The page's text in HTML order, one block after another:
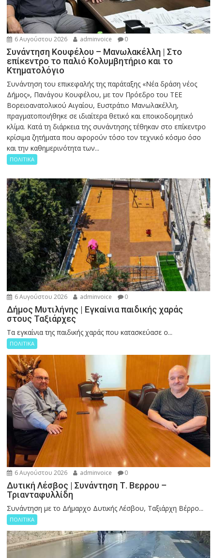
6 Αυγούστου 2026 adminvoice 0
Συνάντηση Κουφέλου – Μανωλακέλλη | Στο
επίκεντρο το παλιό Κολυμβητήριο και το
Κτηματολόγιο
Συνάντηση του επικεφαλής της παράταξης «Νέα δράση νέος
Δήμος», Πανάγου Κουφέλου, με τον Πρόεδρο του ΤΕΕ
Βορειοανατολικού Αιγαίου, Ευστράτιο Μανωλακέλλη,
πραγματοποιήθηκε σε ιδιαίτερα θετικό και εποικοδομητικό
κλίμα. Κατά τη διάρκεια της συνάντησης τέθηκαν στο επίκεντρο
κρίσιμα ζητήματα που αφορούν τόσο τον τεχνικό κόσμο όσο
και την καθημερινότητα των...
ΠΟΛΙΤΙΚΑ
6 Αυγούστου 2026 adminvoice 0
Δήμος Μυτιλήνης | Εγκαίνια παιδικής χαράς
στους Ταξιάρχες
Tα εγκαίνια της παιδικής χαράς που κατασκεύασε ο...
ΠΟΛΙΤΙΚΑ
6 Αυγούστου 2026 adminvoice 0
Δυτική Λέσβος | Συνάντηση Τ. Βερρου –
Τριανταφυλλίδη
Συνάντηση με το Δήμαρχο Δυτικής Λέσβου, Ταξιάρχη Βέρρο...
ΠΟΛΙΤΙΚΑ